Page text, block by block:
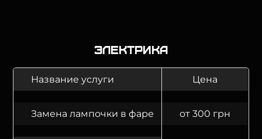
Электрика
Название услуги Цена
Замена лампочки в фаре от 300 грн